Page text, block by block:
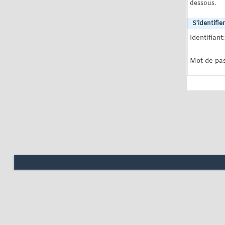
dessous.
S'identifier
Identifiant:
Mot de